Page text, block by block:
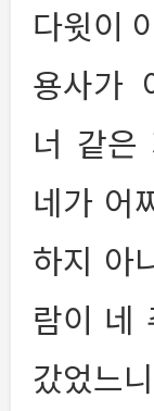
다윗이
용사가
너 같은
네가 어
하지 아
람이 네
갔었느